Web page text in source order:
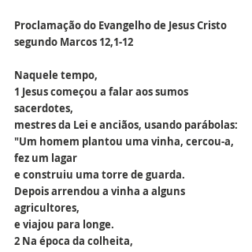
Proclamação do Evangelho de Jesus Cristo
segundo Marcos 12,1-12
Naquele tempo,
1 Jesus começou a falar aos sumos
sacerdotes,
mestres da Lei e anciãos, usando parábolas:
"Um homem plantou uma vinha, cercou-a,
fez um lagar
e construiu uma torre de guarda.
Depois arrendou a vinha a alguns
agricultores,
e viajou para longe.
2 Na época da colheita,